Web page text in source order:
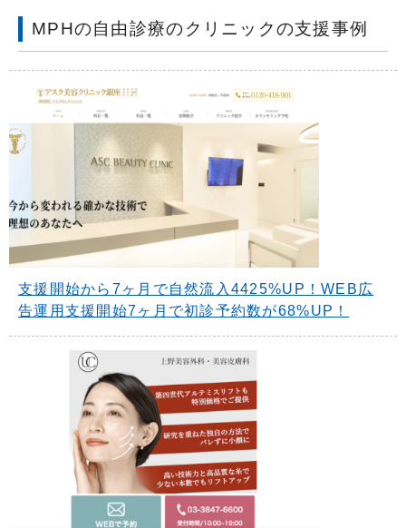
MPHの自由診療のクリニックの支援事例
支援開始から7ヶ月で自然流入4425%UP！WEB広
告運用支援開始7ヶ月で初診予約数が68%UP！